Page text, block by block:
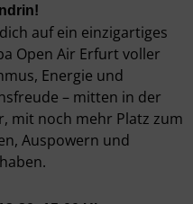
auf ein einzigartiges
Open Air Erfurt voller
Energie und
– mitten in der
mit noch mehr Platz zum
Auspowern und